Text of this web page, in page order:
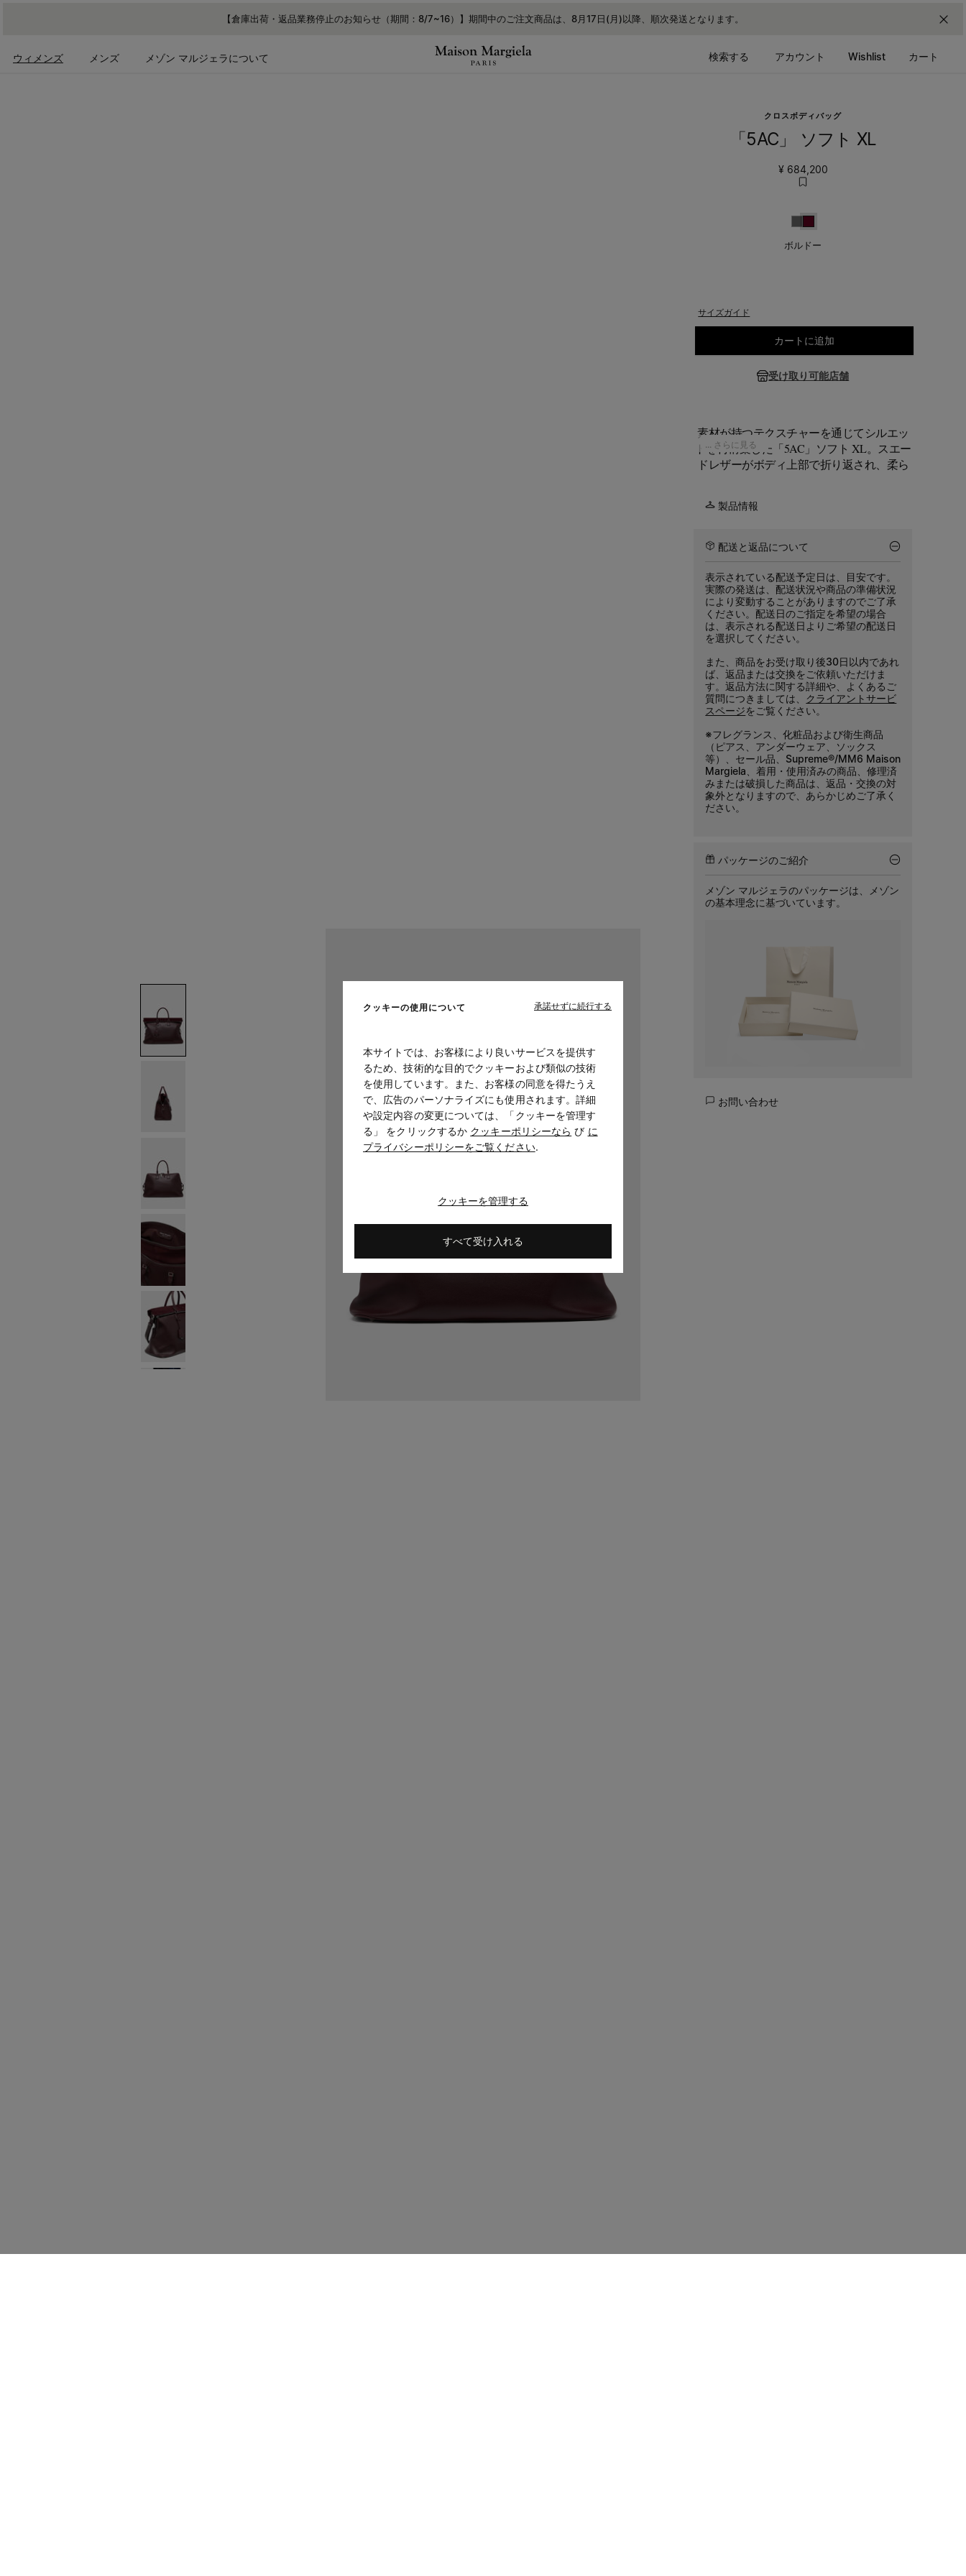
【倉庫出荷・返品業務停止のお知らせ（期間：8/7~16）】期間中のご注文商品は、8月17日(月)以降、順次発送となります。
ウィメンズ メンズ メゾン マルジェラについて 検索する アカウント Wishlist カート
クロスボディバッグ
「5AC」 ソフト XL
¥ 684,200
ダークグレー
ボルドー
ボルドー
サイズガイド
カートに追加
受け取り可能店舗
素材が持つテクスチャーを通じてシルエッ
トを再構築した「5AC」ソフト XL。スエー
ドレザーがボディ上部で折り返され、柔ら
仕上げのトップハンドルと取り外し可能な
り返しの下にはレザープル付きのジップク
ロージャーを配置。「5AC」はフランス語
の「sac」を由来とし、「アノニミティ・オ
ブ・ザ・ライニング」のコンセプトを探求
しています。フロントには、メゾンのシグ
ネチャーである4本の白いステッチが施され
ています。
... さらに見る
製品情報
配送と返品について
表示されている配送予定日は、目安です。
実際の発送は、配送状況や商品の準備状況
により変動することがありますのでご了承
ください。配送日のご指定を希望の場合
は、表示される配送日よりご希望の配送日
を選択してください。
また、商品をお受け取り後30日以内であれ
ば、返品または交換をご依頼いただけま
す。返品方法に関する詳細や、よくあるご
質問につきましては、 クライアントサービ
スページをご覧ください。
※フレグランス、化粧品および衛生商品
（ピアス、アンダーウェア、ソックス
等）、セール品、Supreme®/MM6 Maison
Margiela、着用・使用済みの商品、修理済
みまたは破損した商品は、返品・交換の対
象外となりますので、あらかじめご了承く
ださい。
パッケージのご紹介
メゾン マルジェラのパッケージは、メゾン
の基本理念に基づいています。
お問い合わせ
クッキーの使用について 承諾せずに続行する
本サイトでは、お客様により良いサービスを提供す
るため、技術的な目的でクッキーおよび類似の技術
を使用しています。また、お客様の同意を得たうえ
で、広告のパーソナライズにも使用されます。詳細
や設定内容の変更については、「クッキーを管理す
る」 をクリックするか クッキーポリシーなら び に
プライバシーポリシーをご覧ください.
クッキーを管理する
すべて受け入れる